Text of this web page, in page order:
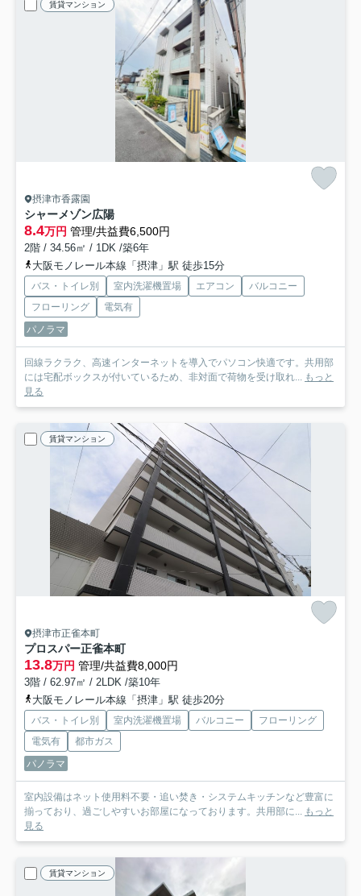
賃貸マンション
摂津市香露園
シャーメゾン広陽
8.4万円 管理/共益費6,500円
2階 / 34.56㎡ / 1DK /築6年
大阪モノレール本線「摂津」駅 徒歩15分
バス・トイレ別 室内洗濯機置場 エアコン
バルコニー
フローリング
電気有
パノラマ
回線ラクラク、高速インターネットを導入でパソコン快適です。共用部
には宅配ボックスが付いているため、非対面で荷物を受け取れ...
もっと
見る
賃貸マンション
摂津市正雀本町
プロスパー正雀本町
13.8万円 管理/共益費8,000円
3階 / 62.97㎡ / 2LDK /築10年
大阪モノレール本線「摂津」駅 徒歩20分
バス・トイレ別 室内洗濯機置場 バルコニー
フローリング
電気有
都市ガス
パノラマ
室内設備はネット使用料不要・追い焚き・システムキッチンなど豊富に
揃っており、過ごしやすいお部屋になっております。共用部に...
もっと
見る
賃貸マンション